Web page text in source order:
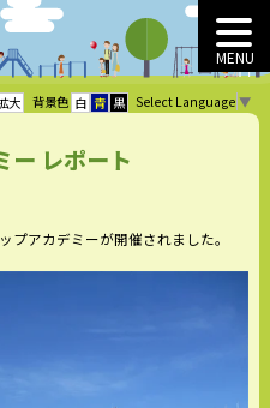
MENU
大 背景色 白 青 黒 Select Language ▼
ー レポート
プアカデミーが開催されました。